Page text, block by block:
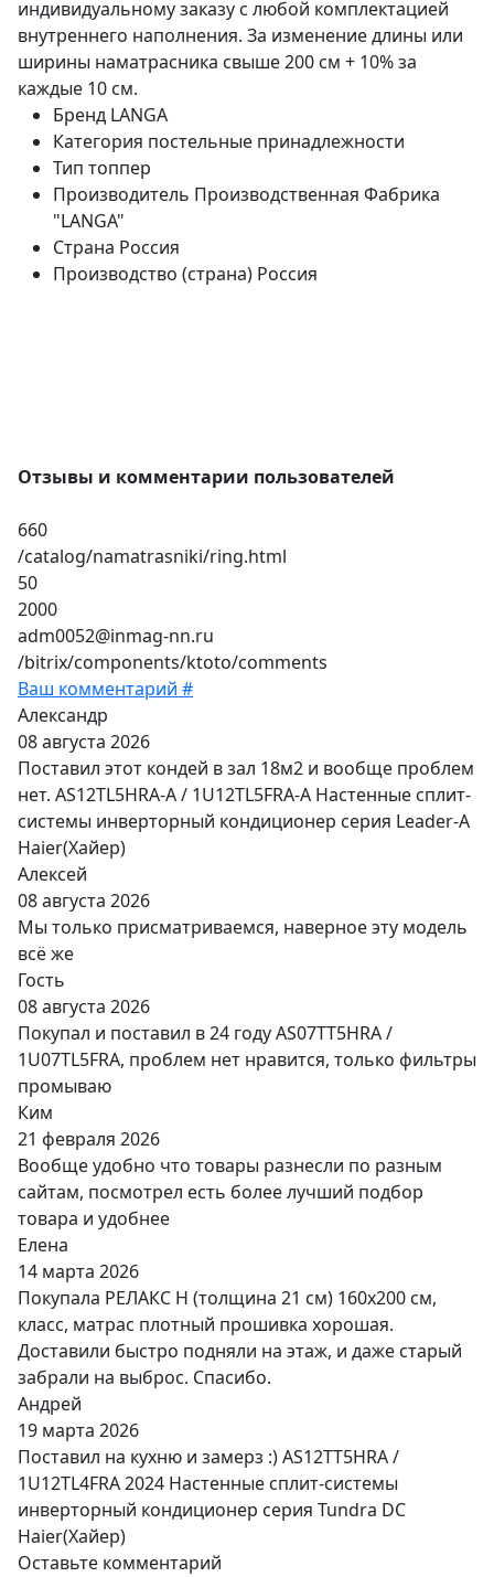
индивидуальному заказу с любой комплектацией
внутреннего наполнения. За изменение длины или
ширины наматрасника свыше 200 см + 10% за
каждые 10 см.
Бренд LANGA
Категория постельные принадлежности
Тип топпер
Производитель Производственная Фабрика
"LANGA"
Страна Россия
Производство (страна) Россия
Отзывы и комментарии пользователей
660
/catalog/namatrasniki/ring.html
50
2000
adm0052@inmag-nn.ru
/bitrix/components/ktoto/comments
Ваш комментарий #
Александр
08 августа 2026
Поставил этот кондей в зал 18м2 и вообще проблем
нет. AS12TL5HRA-A / 1U12TL5FRA-A Настенные сплит-
системы инверторный кондиционер серия Leader-A
Haier(Хайер)
Алексей
08 августа 2026
Мы только присматриваемся, наверное эту модель
всё же
Гость
08 августа 2026
Покупал и поставил в 24 году AS07TT5HRA /
1U07TL5FRA, проблем нет нравится, только фильтры
промываю
Ким
21 февраля 2026
Вообще удобно что товары разнесли по разным
сайтам, посмотрел есть более лучший подбор
товара и удобнее
Елена
14 марта 2026
Покупала РЕЛАКС Н (толщина 21 см) 160х200 см,
класс, матрас плотный прошивка хорошая.
Доставили быстро подняли на этаж, и даже старый
забрали на выброс. Спасибо.
Андрей
19 марта 2026
Поставил на кухню и замерз :) AS12TT5HRA /
1U12TL4FRA 2024 Настенные сплит-системы
инверторный кондиционер серия Tundra DC
Haier(Хайер)
Оставьте комментарий